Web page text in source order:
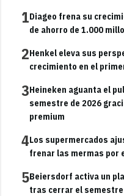
1Diageo frena su
de ahorro de 1.000
2Henkel eleva sus
crecimiento en el
3Heineken aguanta el
semestre de 2026
premium
4Los supermercados
frenar las mermas por
5Beiersdorf activa un
tras cerrar el semestre